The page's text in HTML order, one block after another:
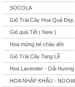
SOCOLA
Giỏ Trái Cây Hoa Quả Đẹp
Giỏ quà Tết ( New )
Hoa mừng bé chào đời
Giỏ Trái Cây Tang Lễ
Hoa Lavender - Oải Hương
HOA NHẬP KHẨU - NGOẠI